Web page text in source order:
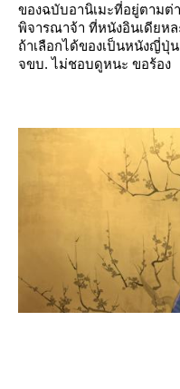
ของฉบับอานิเมะที่อยู่ตามต่
พิจารณาจ้า ที่หนังอินเดียหล
ถ้าเลือกได้ของเป็นหนังญี่ปุ่
จขบ. ไม่ชอบดูหนะ ขอร้อง